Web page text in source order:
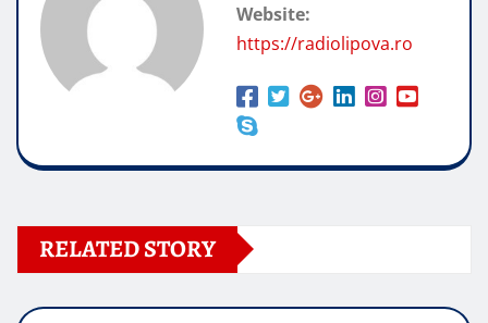
Website:
https://radiolipova.ro
RELATED STORY